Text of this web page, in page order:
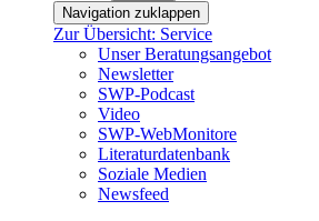
Navigation zuklappen
Zur Übersicht: Service
Unser Beratungsangebot
Newsletter
SWP-Podcast
Video
SWP-WebMonitore
Literaturdatenbank
Soziale Medien
Newsfeed